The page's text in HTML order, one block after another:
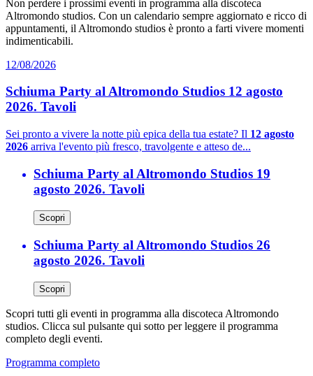
Non perdere i prossimi eventi in programma alla discoteca
Altromondo studios. Con un calendario sempre aggiornato e ricco di
appuntamenti, il Altromondo studios è pronto a farti vivere momenti
indimenticabili.
12/08/2026
Schiuma Party al Altromondo Studios 12 agosto
2026. Tavoli
Sei pronto a vivere la notte più epica della tua estate? Il 12 agosto
2026 arriva l'evento più fresco, travolgente e atteso de...
Schiuma Party al Altromondo Studios 19
agosto 2026. Tavoli
Scopri
Schiuma Party al Altromondo Studios 26
agosto 2026. Tavoli
Scopri
Scopri tutti gli eventi in programma alla discoteca Altromondo
studios. Clicca sul pulsante qui sotto per leggere il programma
completo degli eventi.
Programma completo